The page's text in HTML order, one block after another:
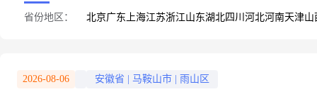
省份地区： 北京广东 上海江苏浙江山东湖北四川 河北河南天津山
2026-08-06 安徽省 马鞍山市 雨山区